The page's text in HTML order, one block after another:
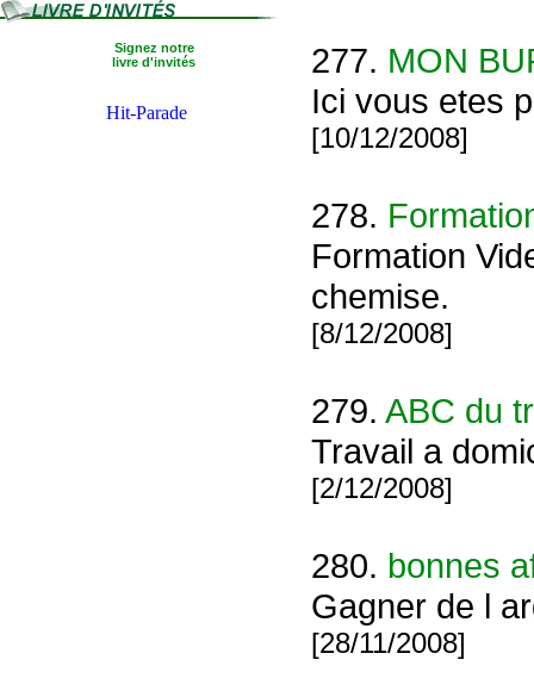
Signez notre
livre d'invités
277. MON
Ici vous etes
[10/12/2008]
278.
Formation
chemise.
[8/12/2008]
279. ABC du
Travail a
[2/12/2008]
280. bonnes
Gagner de l
[28/11/2008]